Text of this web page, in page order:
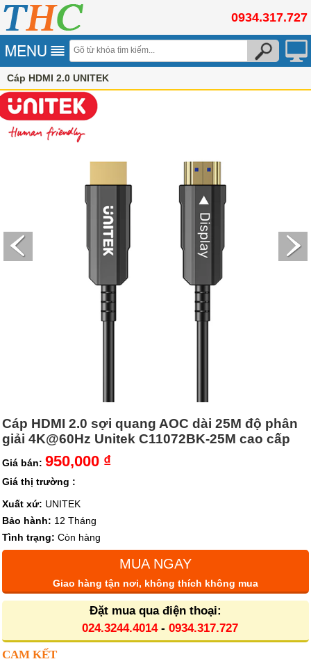
0934.317.727
Cáp HDMI 2.0 UNITEK
Cáp HDMI 2.0 sợi quang AOC dài 25M độ phân
giải 4K@60Hz Unitek C11072BK-25M cao cấp
Giá bán: 950,000 ₫
Giá thị trường :
Xuất xứ: UNITEK
Bảo hành: 12 Tháng
Tình trạng: Còn hàng
MUA NGAY
Giao hàng tận nơi, không thích không mua
Đặt mua qua điện thoại:
024.3244.4014- 0934.317.727
CAM KẾT